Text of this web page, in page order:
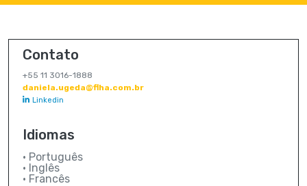
Contato
+55 11 3016-1888
daniela.ugeda@flha.com.br
Linkedin
Idiomas
• Português
• Inglês
• Francês